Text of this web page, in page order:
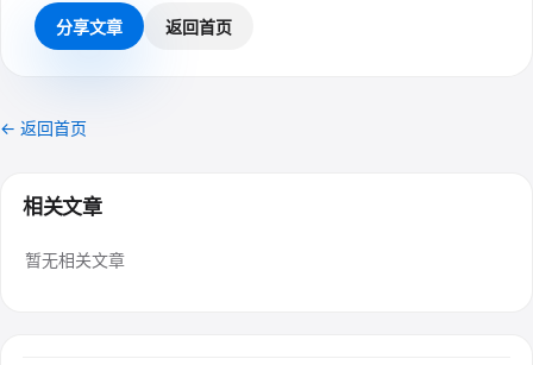
分享文章 返回首页
← 返回首页
相关文章
暂无相关文章